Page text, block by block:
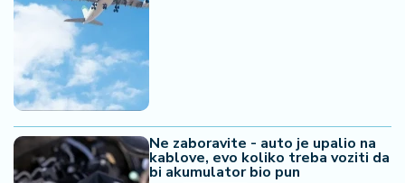
Ne zaboravite - auto je upalio na
kablove, evo koliko treba voziti da
bi akumulator bio pun